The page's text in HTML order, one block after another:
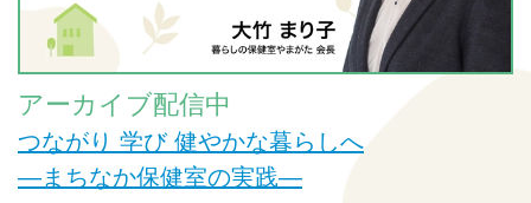
アーカイブ配信中
つながり 学び 健やかな暮らしへ
―まちなか保健室の実践―